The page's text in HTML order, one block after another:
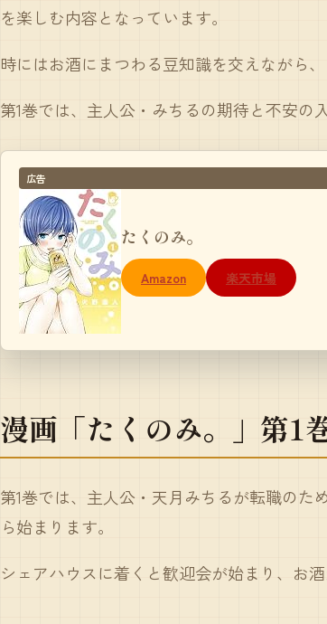
を楽しむ内容となっています。
時にはお酒にまつわる豆知識を交えながら
第1巻では、主人公・みちるの期待と不安の
広告
たくのみ。
Amazon 楽天市場
漫画「たくのみ。」第1
第1巻では、主人公・天月みちるが転職の
ら始まります。
シェアハウスに着くと歓迎会が始まり、お